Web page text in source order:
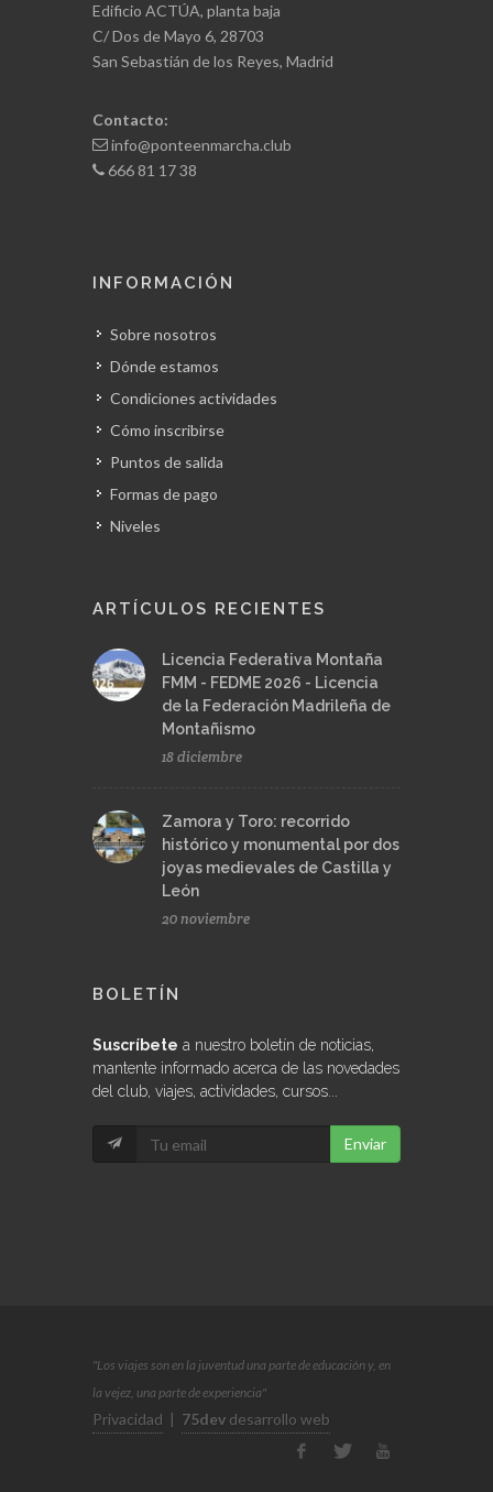
Edificio ACTÚA, planta baja
C/ Dos de Mayo 6, 28703
San Sebastián de los Reyes, Madrid
Contacto:
info@ponteenmarcha.club
666 81 17 38
INFORMACIÓN
Sobre nosotros
Dónde estamos
Condiciones actividades
Cómo inscribirse
Puntos de salida
Formas de pago
Niveles
ARTÍCULOS RECIENTES
Licencia Federativa Montaña
FMM - FEDME 2026 - Licencia
de la Federación Madrileña de
Montañismo
18 diciembre
Zamora y Toro: recorrido
histórico y monumental por dos
joyas medievales de Castilla y
León
20 noviembre
BOLETÍN
Suscríbete a nuestro boletín de noticias,
mantente informado acerca de las novedades
del club, viajes, actividades, cursos...
Enviar
"Los viajes son en la juventud una parte de educación y, en
la vejez, una parte de experiencia"
Privacidad | 75dev desarrollo web